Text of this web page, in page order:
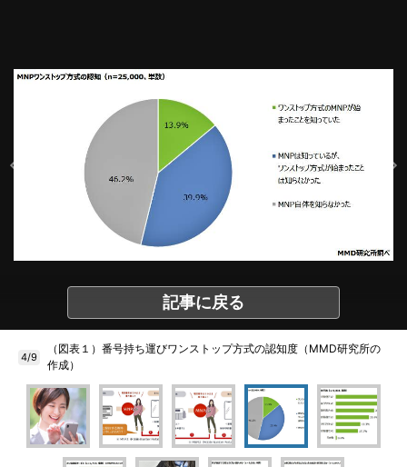
記事に戻る
4/9
（図表１）番号持ち運びワンストップ方式の認知度（MMD研究所の
作成）